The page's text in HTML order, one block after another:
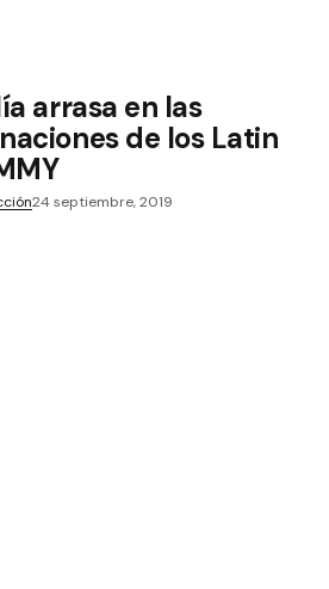
arrasa en las
de los Latin
24 septiembre, 2019